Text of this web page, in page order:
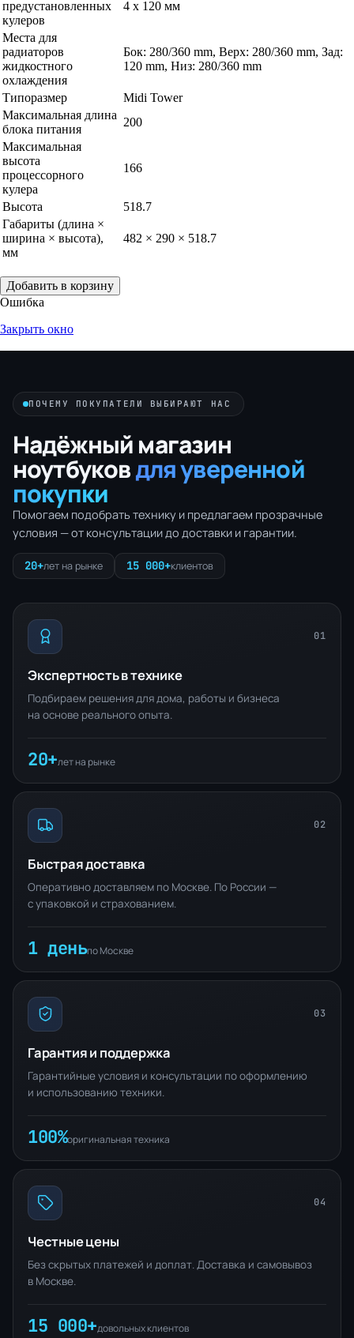
предустановленных
кулеров
4 x 120 мм
Места для
радиаторов
жидкостного
охлаждения
Бок: 280/360 mm, Верх: 280/360 mm, Зад:
120 mm, Низ: 280/360 mm
Типоразмер
Midi Tower
Максимальная длина
блока питания
200
Максимальная
высота
процессорного
кулера
166
Высота
518.7
Габариты (длина ×
ширина × высота),
мм
482 × 290 × 518.7
Добавить в корзину
Ошибка
Закрыть окно
ПОЧЕМУ ПОКУПАТЕЛИ ВЫБИРАЮТ НАС
Надёжный магазин
ноутбуковдля уверенной
покупки
Помогаем подобрать технику и предлагаем прозрачные
условия — от консультации до доставки и гарантии.
20+лет на рынке 15 000+клиентов
01
Экспертность в технике
Подбираем решения для дома, работы и бизнеса
на основе реального опыта.
20+лет на рынке
02
Быстрая доставка
Оперативно доставляем по Москве. По России —
с упаковкой и страхованием.
1 деньпо Москве
03
Гарантия и поддержка
Гарантийные условия и консультации по оформлению
и использованию техники.
100%оригинальная техника
04
Честные цены
Без скрытых платежей и доплат. Доставка и самовывоз
в Москве.
15 000+довольных клиентов